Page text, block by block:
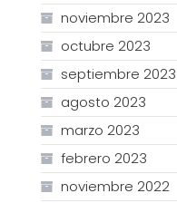
noviembre 2023
octubre 2023
septiembre 2023
agosto 2023
marzo 2023
febrero 2023
noviembre 2022